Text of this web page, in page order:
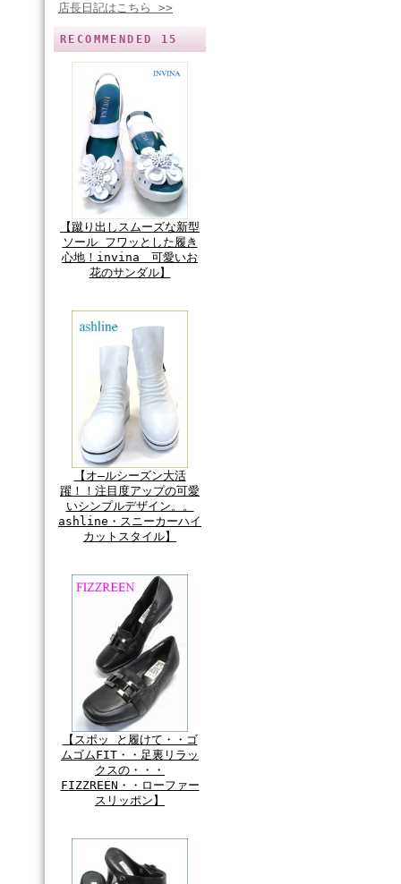
店長日記はこちら >>
RECOMMENDED 15
【蹴り出しスムーズな新型
ソール フワッとした履き
心地！invina 可愛いお
花のサンダル】
【オ―ルシーズン大活
躍！！注目度アップの可愛
いシンプルデザイン。。
ashline・スニーカーハイ
カットスタイル】
【スポッ と履けて・・ゴ
ムゴムFIT・・足裏リラッ
クスの・・・
FIZZREEN・・ローファー
スリッポン】